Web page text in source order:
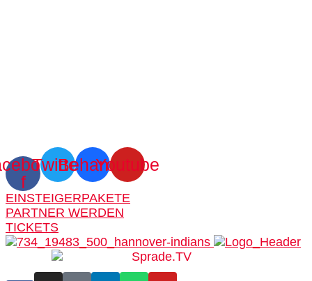
f
TwitterBehanceYoutube
EINSTEIGERPAKETE
PARTNER WERDEN
TICKETS